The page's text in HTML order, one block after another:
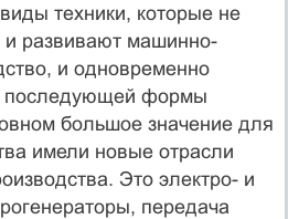
техники, которые не
и развивают машинно-
и одновременно
последующей формы
большое значение для
имели новые отрасли
Это электро- и
передача